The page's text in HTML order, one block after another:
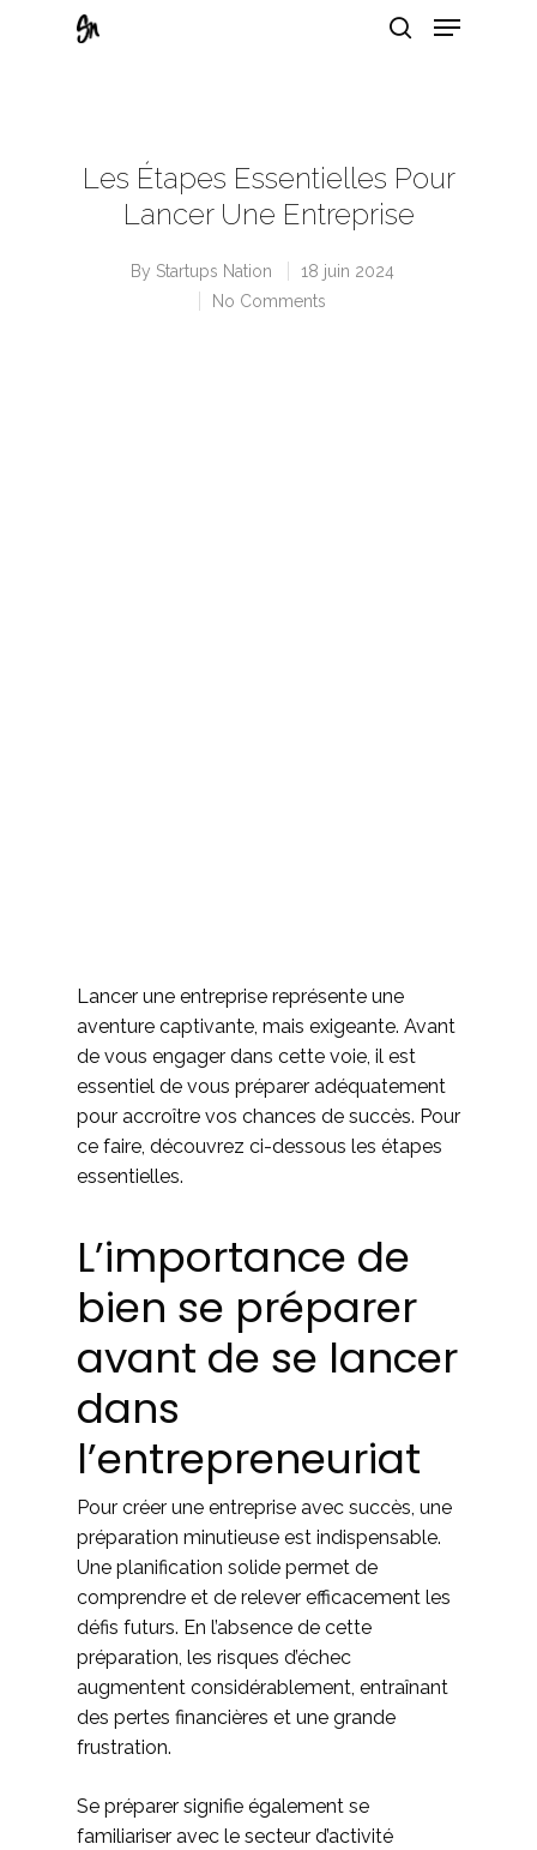
Les Étapes Essentielles Pour
Lancer Une Entreprise
By Startups Nation
18 juin 2024
No Comments
Lancer une entreprise représente une
aventure captivante, mais exigeante. Avant
de vous engager dans cette voie, il est
essentiel de vous préparer adéquatement
pour accroître vos chances de succès. Pour
ce faire, découvrez ci-dessous les étapes
essentielles.
L’importance de
bien se préparer
avant de se lancer
dans
l’entrepreneuriat
Pour créer une entreprise avec succès, une
préparation minutieuse est indispensable.
Une planification solide permet de
comprendre et de relever efficacement les
défis futurs. En l’absence de cette
préparation, les risques d’échec
augmentent considérablement, entraînant
des pertes financières et une grande
frustration.
Se préparer signifie également se
familiariser avec le secteur d’activité